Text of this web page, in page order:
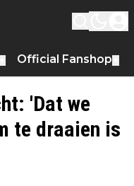
Official Fanshop
'Dat we
te draaien is